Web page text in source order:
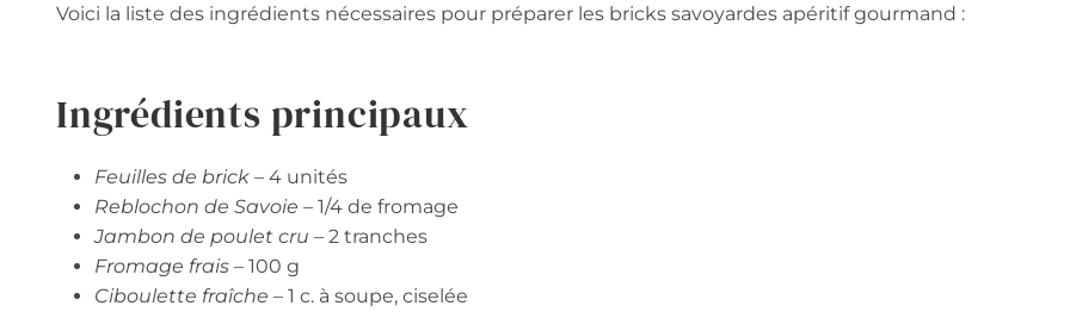
Voici la liste des ingrédients nécessaires pour préparer les bricks savoyardes apéritif gourmand :
Ingrédients principaux
Feuilles de brick – 4 unités
Reblochon de Savoie – 1/4 de fromage
Jambon de poulet cru – 2 tranches
Fromage frais – 100 g
Ciboulette fraîche – 1 c. à soupe, ciselée